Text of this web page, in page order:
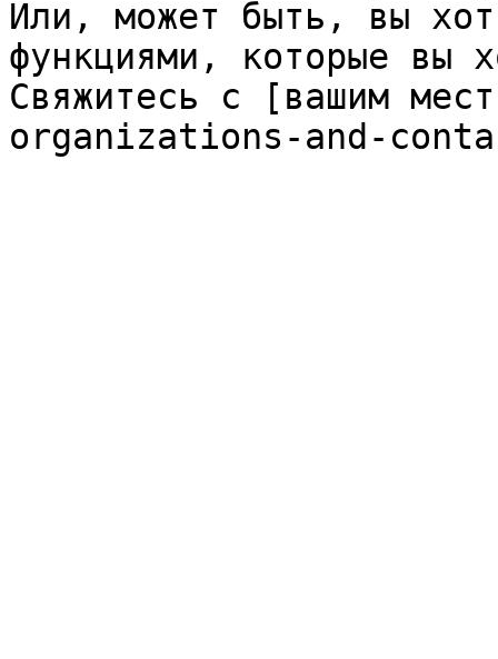
Или, может быть, вы
функциями, которые вы
Свяжитесь с [вашим